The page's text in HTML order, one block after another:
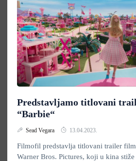
Predstavljamo titlovani
“Barbie“
Sead Vegara 13.04.2023.
Filmofil predstavlja titlovani trailer
Warner Bros. Pictures, koji u kina